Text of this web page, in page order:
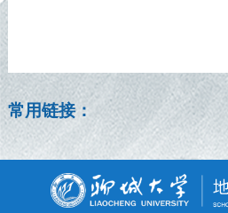
常用链接：